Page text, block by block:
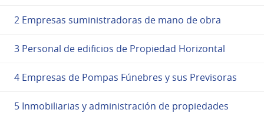
2 Empresas suministradoras de mano de obra
3 Personal de edificios de Propiedad Horizontal
4 Empresas de Pompas Fúnebres y sus Previsoras
5 Inmobiliarias y administración de propiedades